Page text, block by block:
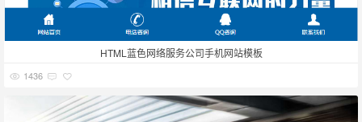
HTML蓝色网络服务公司手机网站模板
1436